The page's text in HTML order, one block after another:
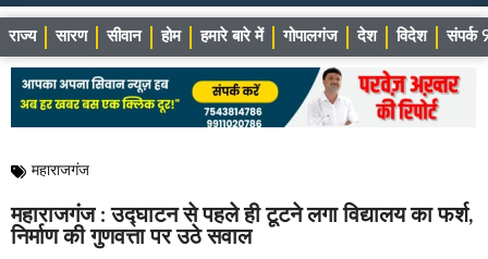
राज्य सारण सीवान होम हमारे बारे में गोपालगंज देश विदेश संपर्क
महाराजगंज
महाराजगंज : उद्घाटन से पहले ही टूटने लगा विद्यालय का फर्श,
निर्माण की गुणवत्ता पर उठे सवाल